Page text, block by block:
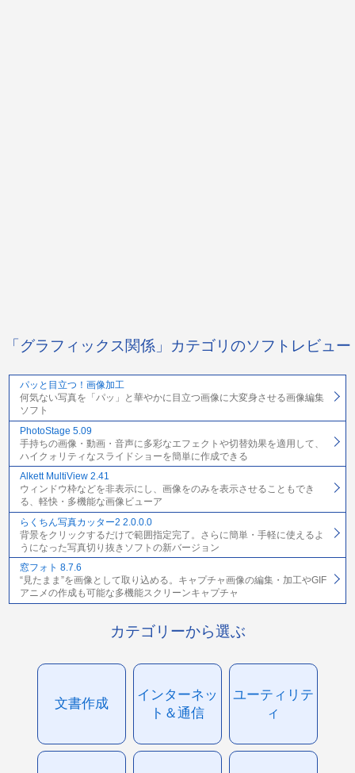
「グラフィックス関係」カテゴリのソフトレビュー
パッと目立つ！画像加工
何気ない写真を「パッ」と華やかに目立つ画像に大変身させる画像編集
ソフト
PhotoStage 5.09
手持ちの画像・動画・音声に多彩なエフェクトや切替効果を適用して、
ハイクォリティなスライドショーを簡単に作成できる
Alkett MultiView 2.41
ウィンドウ枠などを非表示にし、画像をのみを表示させることもでき
る、軽快・多機能な画像ビューア
らくちん写真カッター2 2.0.0.0
背景をクリックするだけで範囲指定完了。さらに簡単・手軽に使えるよ
うになった写真切り抜きソフトの新バージョン
窓フォト 8.7.6
“見たまま”を画像として取り込める。キャプチャ画像の編集・加工やGIF
アニメの作成も可能な多機能スクリーンキャプチャ
カテゴリーから選ぶ
文書作成
インターネッ
ト＆通信
ユーティリテ
ィ